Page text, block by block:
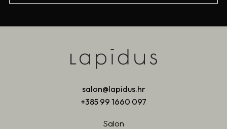
salon@lapidus.hr
+385 99 1660 097
Salon